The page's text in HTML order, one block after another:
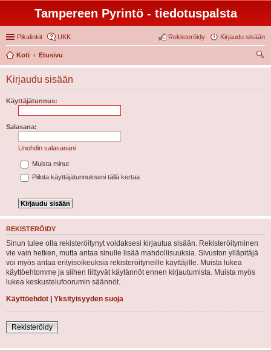
Tampereen Pyrintö - tiedotuspalsta
Pikalinkit UKK Kirjaudu sisään
Rekisteröidy
Koti
Etusivu
tsi
Kirjaudu sisään
Käyttäjätunnus:
Salasana:
Unohdin salasanani
Muista minut
Piilota käyttäjätunnukseni tällä kertaa
REKISTERÖIDY
Sinun tulee olla rekisteröitynyt voidaksesi kirjautua sisään. Rekisteröityminen
vie vain hetken, mutta antaa sinulle lisää mahdollisuuksia. Sivuston ylläpitäjä
voi myös antaa erityisoikeuksia rekisteröityneille käyttäjille. Muista lukea
käyttöehtomme ja siihen liittyvät käytännöt ennen kirjautumista. Muista myös
lukea keskustelufoorumin säännöt.
Käyttöehdot | Yksityisyyden suoja
Rekisteröidy